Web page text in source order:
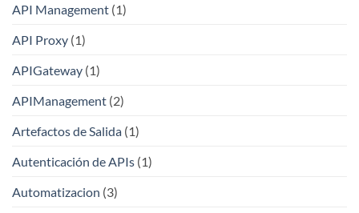
API Management (1)
API Proxy (1)
APIGateway (1)
APIManagement (2)
Artefactos de Salida (1)
Autenticación de APIs (1)
Automatizacion (3)